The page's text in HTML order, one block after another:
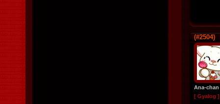
(#2504)
Ana-chan
[ Gyalog ]